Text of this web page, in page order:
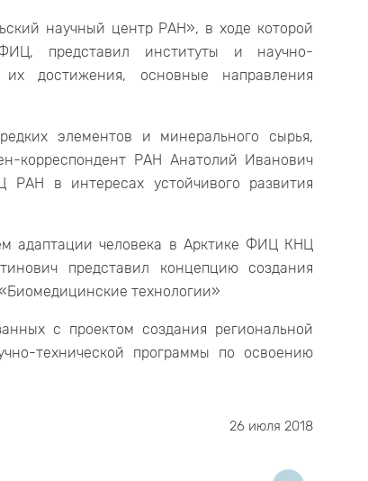
научный центр РАН», в ходе которой
представил институты и научно-
достижения, основные направления
элементов и минерального сырья,
корреспондент РАН Анатолий Иванович
в интересах устойчивого развития
адаптации человека в Арктике ФИЦ КНЦ
представил концепцию создания
технологии»
с проектом создания региональной
технической программы по освоению
26 июля 2018